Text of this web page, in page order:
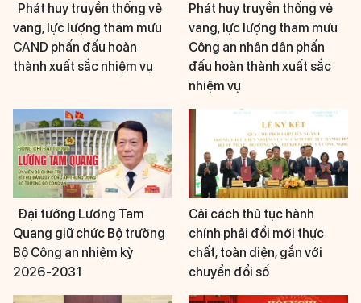
Phát huy truyền thống vẻ
vang, lực lượng tham mưu
CAND phấn đấu hoàn
thành xuất sắc nhiệm vụ
Phát huy truyền thống vẻ
vang, lực lượng tham mưu
Công an nhân dân phấn
đấu hoàn thành xuất sắc
nhiệm vụ
Đại tướng Lương Tam
Quang giữ chức Bộ trưởng
Bộ Công an nhiệm kỳ
2026-2031
Cải cách thủ tục hành
chính phải đổi mới thực
chất, toàn diện, gắn với
chuyển đổi số